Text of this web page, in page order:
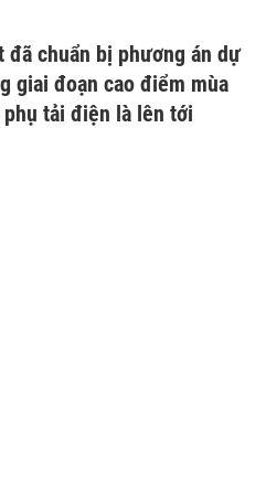
đã chuẩn bị phương án dự
giai đoạn cao điểm mùa
tải điện là lên tới